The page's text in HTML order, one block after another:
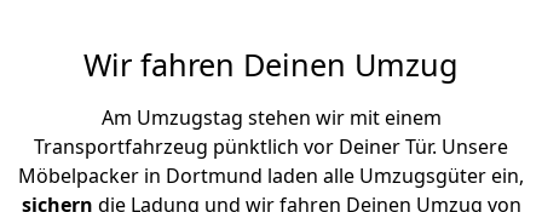
Wir fahren Deinen Umzug
Am Umzugstag stehen wir mit einem
Transportfahrzeug pünktlich vor Deiner Tür. Unsere
Möbelpacker in Dortmund laden alle Umzugsgüter ein,
sichern die Ladung und wir fahren Deinen Umzug von